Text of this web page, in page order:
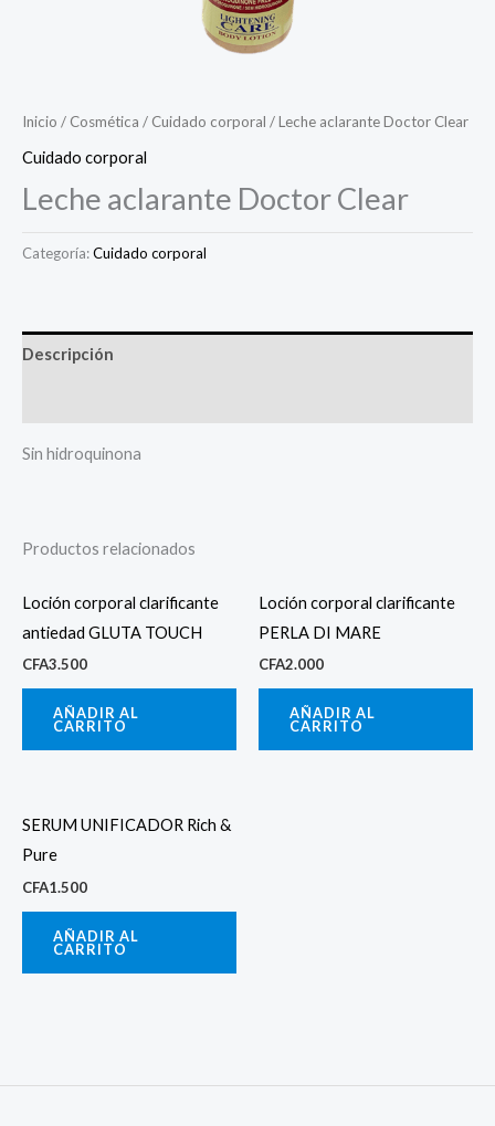
Inicio / Cosmética / Cuidado corporal / Leche aclarante Doctor Clear
Cuidado corporal
Leche aclarante Doctor Clear
Categoría:Cuidado corporal
Descripción
Sin hidroquinona
Productos relacionados
Loción corporal clarificante
antiedad GLUTA TOUCH
CFA3.500
AÑADIR AL
CARRITO
Loción corporal clarificante
PERLA DI MARE
CFA2.000
AÑADIR AL
CARRITO
SERUM UNIFICADOR Rich &
Pure
CFA1.500
AÑADIR AL
CARRITO